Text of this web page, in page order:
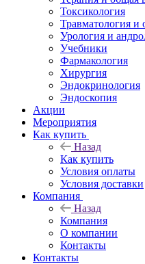
Токсикология
Травматология и
Урология и
Учебники
Фармакология
Хирургия
Эндокринология
Эндоскопия
Акции
Мероприятия
Как купить
Назад
Как купить
Условия оплаты
Условия доставки
Компания
Назад
Компания
О компании
Контакты
Контакты